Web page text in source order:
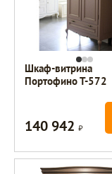
Шкаф-витрина
Портофино Т-572
140 942Р